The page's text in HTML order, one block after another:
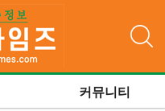
커뮤니티